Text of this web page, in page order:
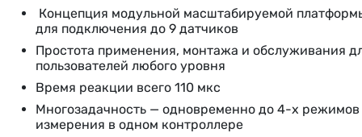
Концепция модульной масштабируемой
для подключения до 9 датчиков
Простота применения, монтажа и обслуживания
пользователей любого уровня
Время реакции всего 110 мкс
Многозадачность — одновременно до 4-х режимов
измерения в одном контроллере